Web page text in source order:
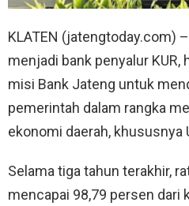
KLATEN (jatengtoday.com)
menjadi bank penyalur KUR,
misi Bank Jateng untuk
pemerintah dalam rangka
ekonomi daerah, khususnya
Selama tiga tahun terakhir,
mencapai 98,79 persen dari